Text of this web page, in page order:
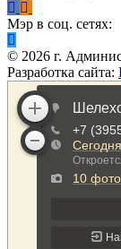
Мэр в соц. сетях:
© 2026 г.
Разработка сайта: